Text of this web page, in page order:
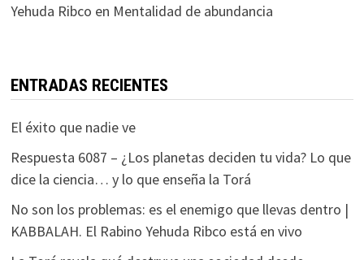
Yehuda Ribco en Mentalidad de abundancia
ENTRADAS RECIENTES
El éxito que nadie ve
Respuesta 6087 – ¿Los planetas deciden tu vida? Lo que
dice la ciencia… y lo que enseña la Torá
No son los problemas: es el enemigo que llevas dentro |
KABBALAH. El Rabino Yehuda Ribco está en vivo